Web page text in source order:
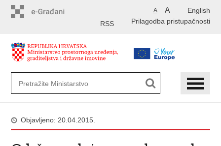
English
A A
Prilagodba pristupačnosti
RSS
Objavljeno: 20.04.2015.